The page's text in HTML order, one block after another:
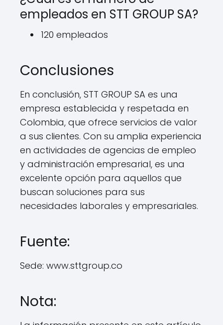
empleados en STT GROUP SA?
120 empleados
Conclusiones
En conclusión, STT GROUP SA es una
empresa establecida y respetada en
Colombia, que ofrece servicios de valor
a sus clientes. Con su amplia experiencia
en actividades de agencias de empleo
y administración empresarial, es una
excelente opción para aquellos que
buscan soluciones para sus
necesidades laborales y empresariales.
Fuente:
Sede: www.sttgroup.co
Nota: